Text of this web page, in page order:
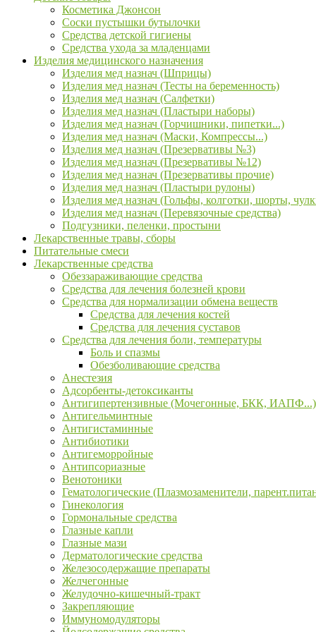
Косметика Джонсон
Соски пустышки бутылочки
Средства детской гигиены
Средства ухода за младенцами
Изделия медицинского назначения
Изделия мед назнач (Шприцы)
Изделия мед назнач (Тесты на беременность)
Изделия мед назнач (Салфетки)
Изделия мед назнач (Пластыри наборы)
Изделия мед назнач (Горчишники, пипетки...)
Изделия мед назнач (Маски, Компрессы...)
Изделия мед назнач (Презервативы №3)
Изделия мед назнач (Презервативы №12)
Изделия мед назнач (Презервативы прочие)
Изделия мед назнач (Пластыри рулоны)
Изделия мед назнач (Гольфы, колготки, шорты,
Изделия мед назнач (Перевязочные средства)
Подгузники, пеленки, простыни
Лекарственные травы, сборы
Питательные смеси
Лекарственные средства
Обеззараживающие средства
Средства для лечения болезней крови
Средства для нормализации обмена веществ
Средства для лечения костей
Средства для лечения суставов
Средства для лечения боли, температуры
Боль и спазмы
Обезболивающие средства
Анестезия
Адсорбенты-детоксиканты
Антигипертензивные (Мочегонные, БКК, ИАПФ...)
Антигельминтные
Антигистаминные
Антибиотики
Антигеморройные
Антипсориазные
Венотоники
Гематологические (Плазмозаменители,
Гинекология
Гормональные средства
Глазные капли
Глазные мази
Дерматологические средства
Железосодержащие препараты
Желчегонные
Желудочно-кишечный-тракт
Закрепляющие
Иммуномодуляторы